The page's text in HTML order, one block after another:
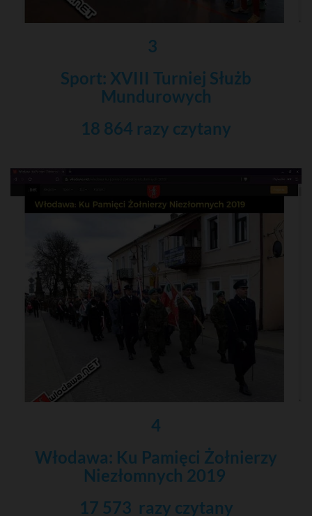
3
Sport: XVIII Turniej Służb
Mundurowych
18 864 razy czytany
4
Włodawa: Ku Pamięci Żołnierzy
Niezłomnych 2019
17 573 razy czytany